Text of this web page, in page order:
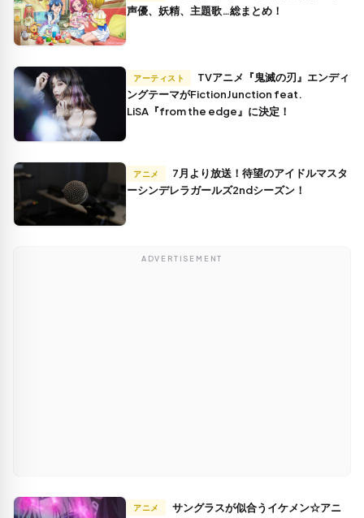
声優、妖精、主題歌…総まとめ！
アーティスト
ングテーマがFictionJunction feat.
LiSA『from the edge』に決定！
アニメ
ーシンデレラガールズ2ndシーズン！
ADVERTISEMENT
アニメ